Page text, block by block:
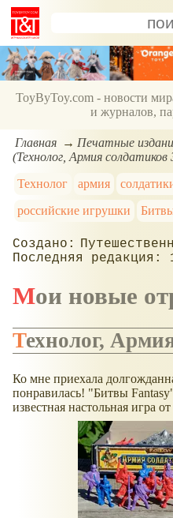
ToyByToy.com - новости
и журналов,
Главная Печатные
(Технолог, Армия солдатиков
Технолог
армия
российские игрушки
Мои новые
Технолог,
Ко мне приехала
понравилась! "Битвы
известная настольная игра